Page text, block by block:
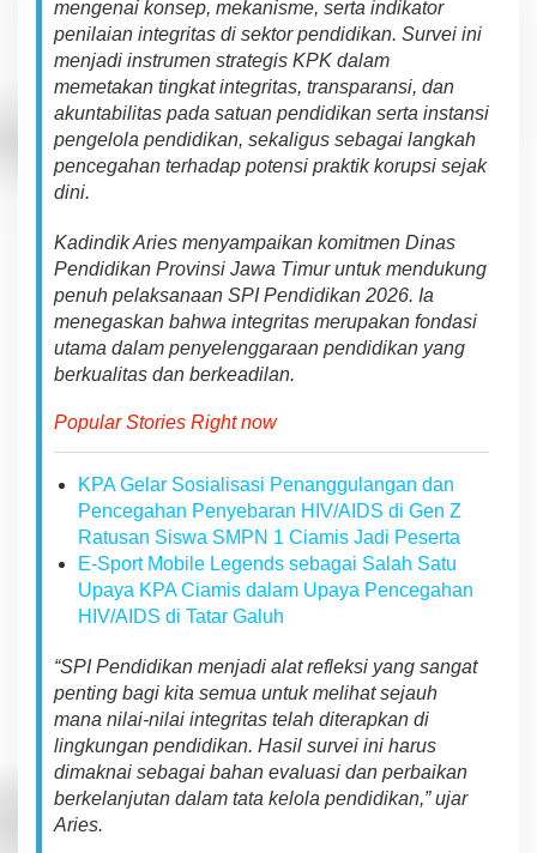
o
m
i
t
e
n
P
u
a
t
I
t
e
r
a
s
P
e
n
d
i
i
a
n
mengenai konsep, mekanisme, serta indikator
penilaian integritas di sektor pendidikan. Survei ini
menjadi instrumen strategis KPK dalam
memetakan tingkat integritas, transparansi, dan
akuntabilitas pada satuan pendidikan serta instansi
pengelola pendidikan, sekaligus sebagai langkah
pencegahan terhadap potensi praktik korupsi sejak
dini.
Kadindik Aries menyampaikan komitmen Dinas
Pendidikan Provinsi Jawa Timur untuk mendukung
penuh pelaksanaan SPI Pendidikan 2026. Ia
menegaskan bahwa integritas merupakan fondasi
utama dalam penyelenggaraan pendidikan yang
berkualitas dan berkeadilan.
Popular Stories Right now
KPA Gelar Sosialisasi Penanggulangan dan
Pencegahan Penyebaran HIV/AIDS di Gen Z
Ratusan Siswa SMPN 1 Ciamis Jadi Peserta
E-Sport Mobile Legends sebagai Salah Satu
Upaya KPA Ciamis dalam Upaya Pencegahan
HIV/AIDS di Tatar Galuh
“SPI Pendidikan menjadi alat refleksi yang sangat
penting bagi kita semua untuk melihat sejauh
mana nilai-nilai integritas telah diterapkan di
lingkungan pendidikan. Hasil survei ini harus
dimaknai sebagai bahan evaluasi dan perbaikan
berkelanjutan dalam tata kelola pendidikan,” ujar
Aries.